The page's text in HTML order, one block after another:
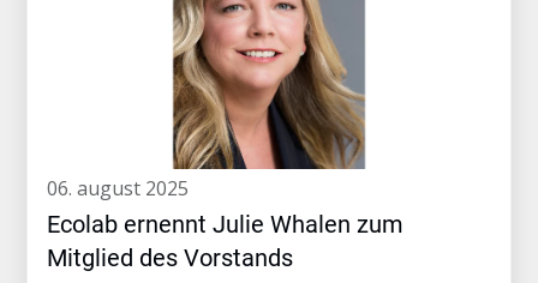
06. august 2025
Ecolab ernennt Julie Whalen zum
Mitglied des Vorstands